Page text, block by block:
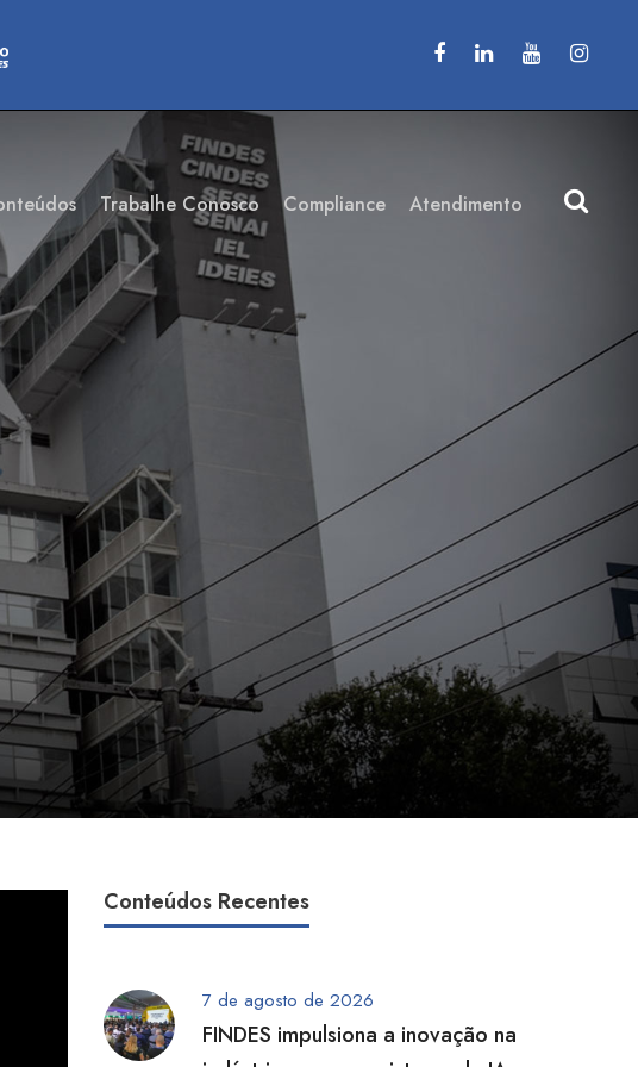
Trabalhe Conosco Compliance Atendimento
Conteúdos Recentes
7 de agosto de 2026
FINDES impulsiona a inovação na